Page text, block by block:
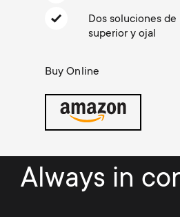
y
p
r
d
r
y
Dos soluciones
superior y ojal
Buy Online
Always in